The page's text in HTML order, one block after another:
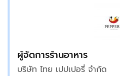
ผู้จัดการร้านอาหาร
บริษัท ไทย เปปเปอรี่ จำกัด